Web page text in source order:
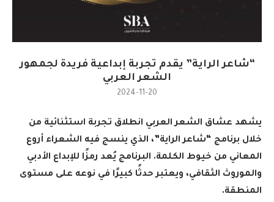
“شاعر الراية” يقدم تجربة إبداعية فريدة لجمهور
الشعر العربي
2024-11-20
يشهد عشاق الشعر العربي انطلاق تجربة استثنائية من
خلال برنامج “شاعر الراية”، الذي ينسج فيه الشعراء أروع
المعاني من خيوط الكلمة. البرنامج يُعد رمزًا للإبداع الأدبي
والموروث الثقافي، ويعتبر حدثًا كبيرًا في نوعه على مستوى
المنطقة.